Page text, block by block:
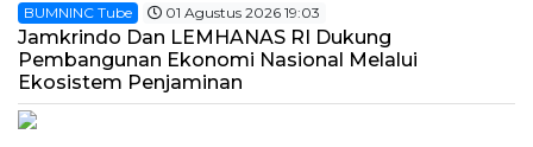
BUMNINC Tube 01 Agustus 2026 19:03
Jamkrindo Dan LEMHANAS RI Dukung
Pembangunan Ekonomi Nasional Melalui
Ekosistem Penjaminan